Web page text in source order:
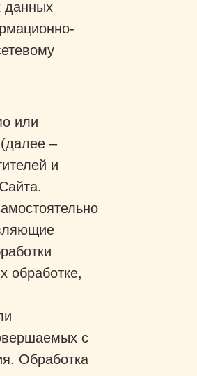
данных
или
–
и
обработке,
с
Обработка